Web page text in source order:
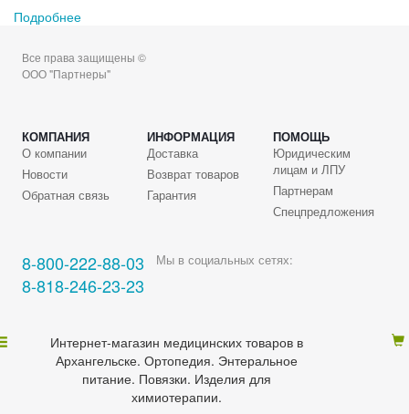
Подробнее
Все права защищены ©
ООО "Партнеры"
КОМПАНИЯ ИНФОРМАЦИЯ
ПОМОЩЬ
О компании
Новости
Обратная связь
Доставка
Возврат товаров
Гарантия
Юридическим
лицам и ЛПУ
Партнерам
Спецпредложения
8-800-222-88-03
8-818-246-23-23
Мы в социальных сетях:
Интернет-магазин медицинских товаров в
Архангельске. Ортопедия. Энтеральное
питание. Повязки. Изделия для
химиотерапии.